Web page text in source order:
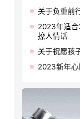
关于负重前
2023年适合
撩人情话
关于祝愿孩
2023新年